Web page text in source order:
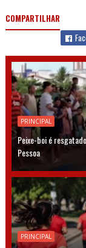
COMPARTILHAR
PRINCIPAL
Peixe-boi é
Pessoa
PRINCIPAL